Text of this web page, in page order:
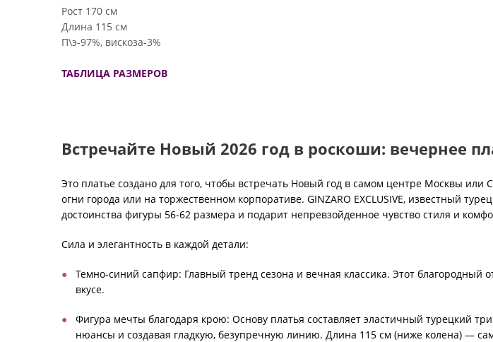
Рост 170 см
Длина 115 см
П\э-97%, вискоза-3%
ТАБЛИЦА РАЗМЕРОВ
Встречайте Новый 2026 год в роскоши: вечернее
Это платье создано для того, чтобы встречать Новый год в самом центре Москвы
огни города или на торжественном корпоративе. GINZARO EXCLUSIVE, известный
достоинства фигуры 56-62 размера и подарит непревзойденное чувство стиля и
Сила и элегантность в каждой детали:
Темно-синий сапфир: Главный тренд сезона и вечная классика. Этот благородный
вкусе.
Фигура мечты благодаря крою: Основу платья составляет эластичный турецкий
нюансы и создавая гладкую, безупречную линию. Длина 115 см (ниже колена) —